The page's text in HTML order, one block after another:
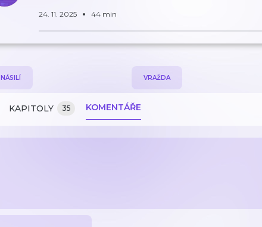
24. 11. 2025 44 min
NÁSILÍ VRAŽDA
KAPITOLY 35 KOMENTÁŘE